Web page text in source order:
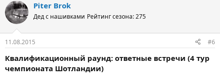
Piter Brok
Дед с нашивками Рейтинг сезона: 275
11.08.2015 #6
Квалификационный раунд: ответные встречи (4 тур
чемпионата Шотландии)